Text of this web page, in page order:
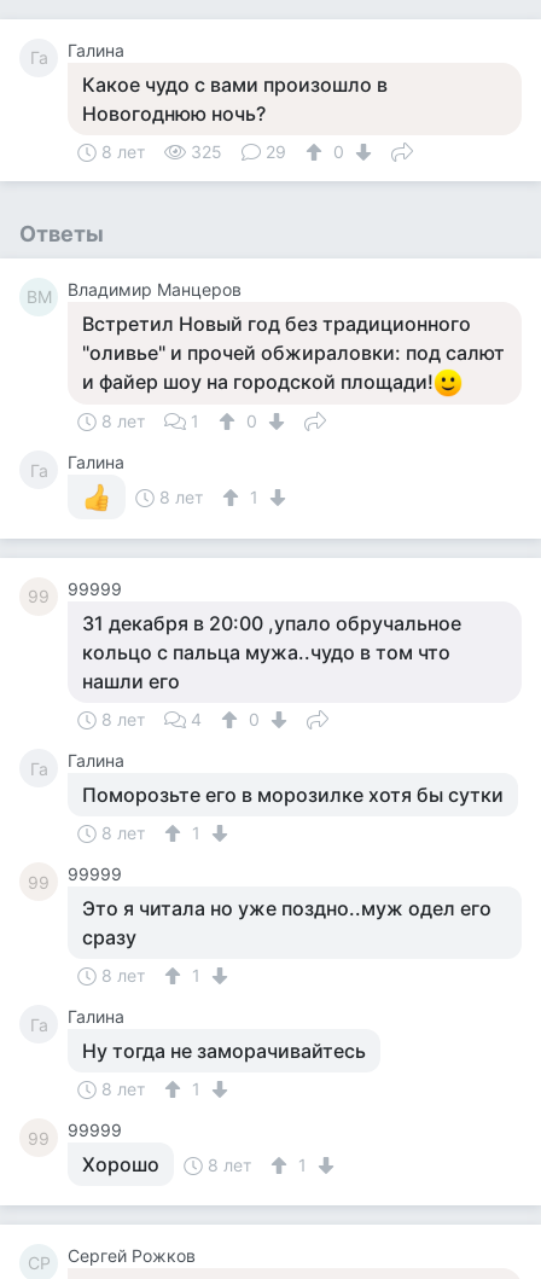
Га Галина
Какое чудо с вами произошло в
Новогоднюю ночь?
8 лет 325 29 0
Ответы
ВМ Владимир Манцеров
Встретил Новый год без традиционного
"оливье" и прочей обжираловки: под салют
и файер шоу на городской площади!
8 лет 1 0
Га
Галина
8 лет
1
99 99999
31 декабря в 20:00 ,упало обручальное
кольцо с пальца мужа..чудо в том что
нашли его
8 лет 4 0
Га Галина
Поморозьте его в морозилке хотя бы сутки
8 лет 1
99 99999
Это я читала но уже поздно..муж одел его
сразу
8 лет 1
Га Галина
Ну тогда не заморачивайтесь
8 лет 1
99 99999
Хорошо 8 лет 1
СР Сергей Рожков